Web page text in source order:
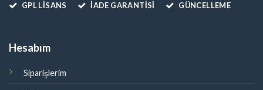
GPL LISANS İADE GARANTİSİ GÜNCELLEME
Hesabım
Siparişlerim